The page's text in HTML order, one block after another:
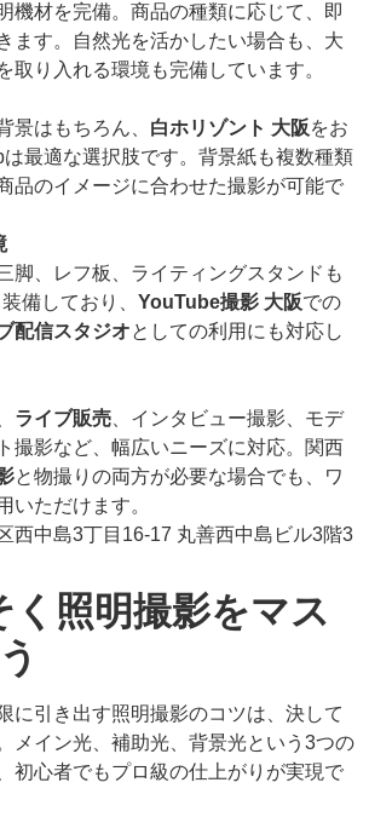
機材を完備。商品の種類に応じて、即
ます。自然光を活かしたい場合も、大
取り入れる環境も完備しています。
景はもちろん、 白ホリゾント 大阪をお
最適な選択肢です。背景紙も複数種類
品のイメージに合わせた撮影が可能で
脚、レフ板、ライティングスタンドも
備しており、YouTube撮影 大阪での
配信スタジオとしての利用にも対応し
ライブ販売 、インタビュー撮影、モデ
撮影など、幅広いニーズに対応。関西
と物撮りの両方が必要な場合でも、ワ
いただけます。
西中島3丁目16-17 丸善西中島ビル3階3
く照明撮影をマス
に引き出す照明撮影のコツは、決して
メイン光、補助光、背景光という3つの
初心者でもプロ級の仕上がりが実現で